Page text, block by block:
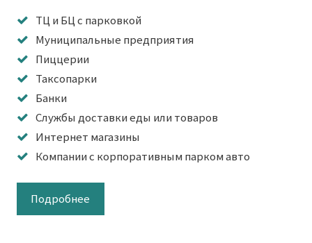
ТЦ и БЦ с парковкой
Муниципальные предприятия
Пиццерии
Таксопарки
Банки
Службы доставки еды или товаров
Интернет магазины
Компании с корпоративным парком авто
Подробнее